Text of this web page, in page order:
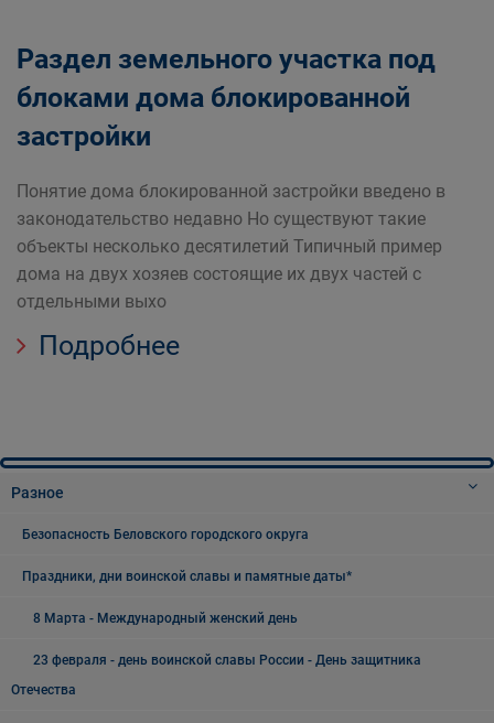
Раздел земельного участка под
блоками дома блокированной
застройки
Понятие дома блокированной застройки введено в
законодательство недавно Но существуют такие
объекты несколько десятилетий Типичный пример
дома на двух хозяев состоящие их двух частей с
отдельными выхо
Подробнее
Разное
Безопасность Беловского городского округа
Праздники, дни воинской славы и памятные даты*
8 Марта - Международный женский день
23 февраля - день воинской славы России - День защитника
Отечества